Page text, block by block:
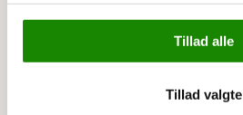
Tillad alle
Tillad valgte
Omklædningsskabe